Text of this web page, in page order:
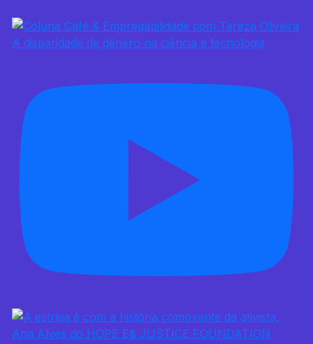
A disparidade de gênero na ciência e tecnologia